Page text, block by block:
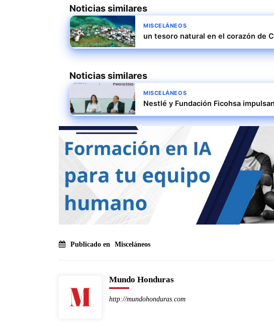
Noticias similares
MISCELÁNEOS
un tesoro natural en el corazón de
Noticias similares
MISCELÁNEOS
Nestlé y Fundación Ficohsa
Publicado en Misceláneos
Mundo Honduras
http://mundohonduras.com